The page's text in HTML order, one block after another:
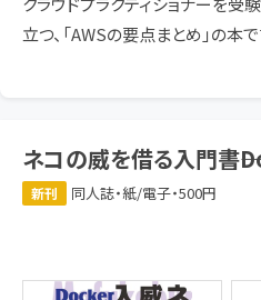
立つ、「AWSの要点まとめ」の本で
ネコの威を借る入門書
新刊 同人誌・紙/電子・500円